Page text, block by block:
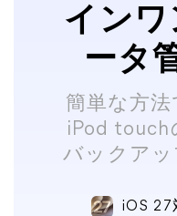
インワ
ータ
簡単な方法
iPod touch
バックアッ
iOS 27